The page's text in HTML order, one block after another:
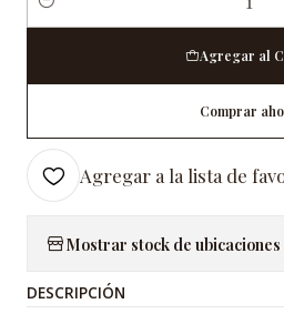
Cantidad
Agregar al
Comprar
Agregar a la lista de
Mostrar stock de ubicaciones
DESCRIPCIÓN